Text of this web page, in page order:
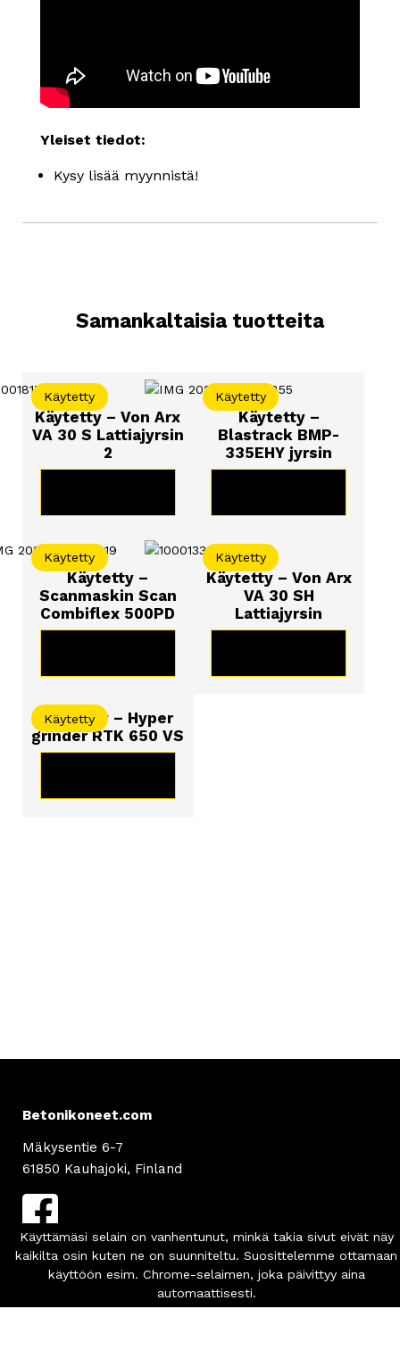
Yleiset tiedot:
Kysy lisää myynnistä!
Samankaltaisia tuotteita
Käytetty
Käytetty – Von Arx
VA 30 S Lattiajyrsin
2
Käytetty
Käytetty –
Blastrack BMP-
335EHY jyrsin
Käytetty
Käytetty –
Scanmaskin Scan
Combiflex 500PD
Käytetty
Käytetty – Von Arx
VA 30 SH
Lattiajyrsin
Käytetty
Käytetty – Hyper
grinder RTK 650 VS
Betonikoneet.com
Mäkysentie 6-7
61850 Kauhajoki, Finland
Asiakaspalvelu
info@betonikoneet.com
+358 500 564 649